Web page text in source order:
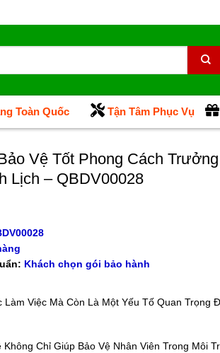
Toàn Quốc Tận Tâm Phục Vụ
Vệ Tốt Phong Cách Trưởng
Lịch – QBDV00028
Khách chọn gói bảo hành
Làm Việc Mà Còn Là Một Yếu Tố Quan Trọng
Chỉ Giúp Bảo Vệ Nhân Viên Trong Môi